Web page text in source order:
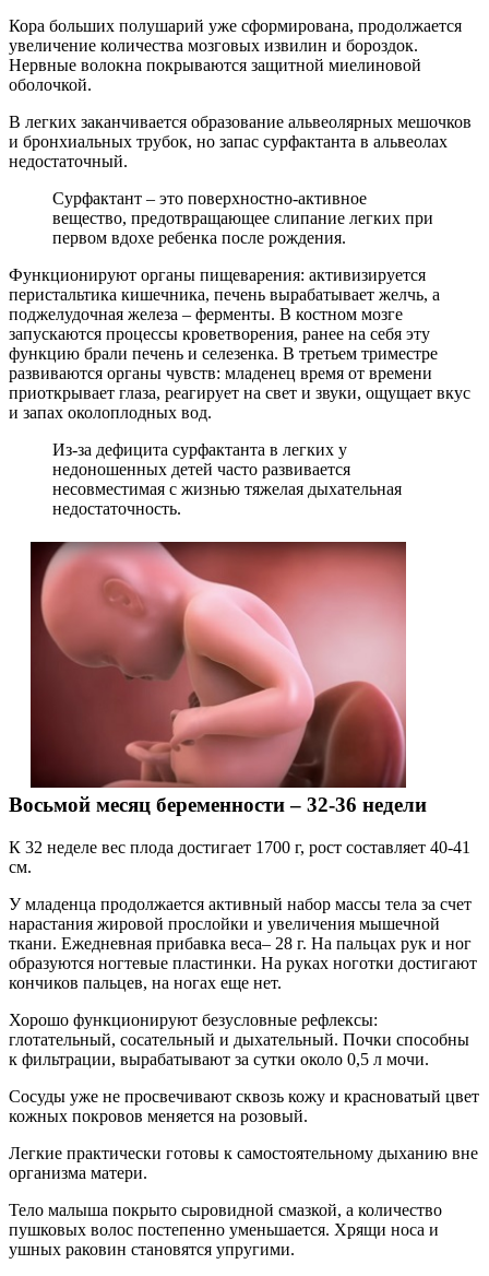
Кора больших полушарий уже сформирована, продолжается
увеличение количества мозговых извилин и бороздок.
Нервные волокна покрываются защитной миелиновой
оболочкой.
В легких заканчивается образование альвеолярных мешочков
и бронхиальных трубок, но запас сурфактанта в альвеолах
недостаточный.
Сурфактант – это поверхностно-активное
вещество, предотвращающее слипание легких при
первом вдохе ребенка после рождения.
Функционируют органы пищеварения: активизируется
перистальтика кишечника, печень вырабатывает желчь, а
поджелудочная железа – ферменты. В костном мозге
запускаются процессы кроветворения, ранее на себя эту
функцию брали печень и селезенка. В третьем триместре
развиваются органы чувств: младенец время от времени
приоткрывает глаза, реагирует на свет и звуки, ощущает вкус
и запах околоплодных вод.
Из-за дефицита сурфактанта в легких у
недоношенных детей часто развивается
несовместимая с жизнью тяжелая дыхательная
недостаточность.
Восьмой месяц беременности – 32-36 недели
К 32 неделе вес плода достигает 1700 г, рост составляет 40-41
см.
У младенца продолжается активный набор массы тела за счет
нарастания жировой прослойки и увеличения мышечной
ткани. Ежедневная прибавка веса– 28 г. На пальцах рук и ног
образуются ногтевые пластинки. На руках ноготки достигают
кончиков пальцев, на ногах еще нет.
Хорошо функционируют безусловные рефлексы:
глотательный, сосательный и дыхательный. Почки способны
к фильтрации, вырабатывают за сутки около 0,5 л мочи.
Сосуды уже не просвечивают сквозь кожу и красноватый цвет
кожных покровов меняется на розовый.
Легкие практически готовы к самостоятельному дыханию вне
организма матери.
Тело малыша покрыто сыровидной смазкой, а количество
пушковых волос постепенно уменьшается. Хрящи носа и
ушных раковин становятся упругими.